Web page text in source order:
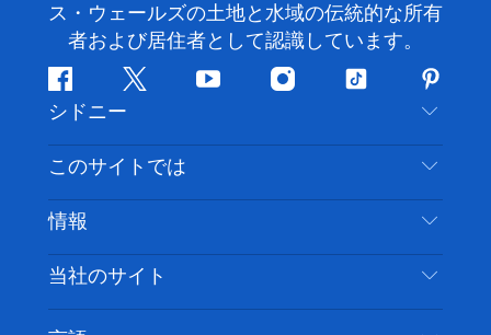
ス・ウェールズの土地と水域の伝統的な所有
者および居住者として認識しています。
フ
ェ
イ
ス
ブ
ッ
ク
ツ
ッ
タ
ー
ユ
チ
ー
イ
ス
グ
ム
テ
ッ
ト
ク
ピ
ン
タ
レ
ス
ト
シドニー
お問い合わせ
免責事項
クッキーに関する通知
このサイトでは
目的地
やるべきこと
情報
旅行情報
アクセシブルシドニー
当社のサイト